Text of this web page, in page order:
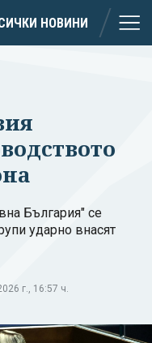
НОВИНИ
България" се
ударно внасят
г., 16:57 ч.